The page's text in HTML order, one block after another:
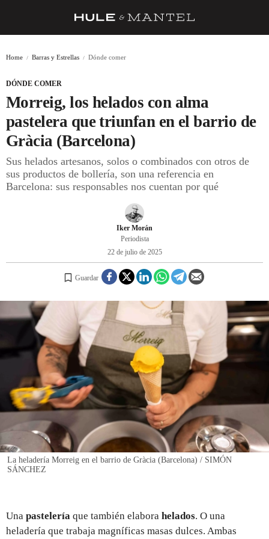
BARRAS Y ESTRELLAS
DÓNDE COMER
ÍDOLOS DE MESAS
CUADERNO DE VIAJE
REGISTRO
INICIAR SESIÓN
Home Barras y Estrellas Dónde comer
DÓNDE COMER
Morreig, los helados con alma
pastelera que triunfan en el barrio de
Gràcia (Barcelona)
Sus helados artesanos, solos o combinados con otros de
sus productos de bollería, son una referencia en
Barcelona: sus responsables nos cuentan por qué
Iker Morán
Periodista
22 de julio de 2025
Guardar
La heladería Morreig en el barrio de Gràcia (Barcelona) / SIMÓN
SÁNCHEZ
Una pastelería que también elabora helados. O una
heladería que trabaja magníficas masas dulces. Ambas